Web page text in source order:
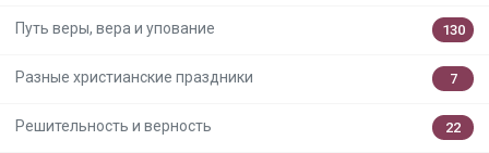
Путь веры, вера и упование 130
Разные христианские праздники 7
Решительность и верность 22